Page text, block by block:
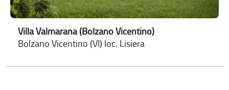
Villa Valmarana (Bolzano Vicentino)
Bolzano Vicentino (VI) loc. Lisiera